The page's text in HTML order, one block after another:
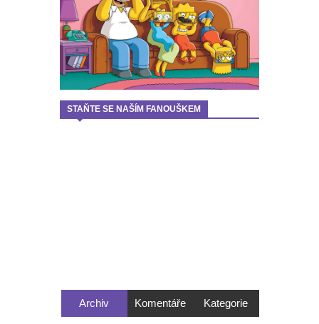
STAŇTE SE NAŠÍM FANOUŠKEM
Archiv Komentáře Kategorie